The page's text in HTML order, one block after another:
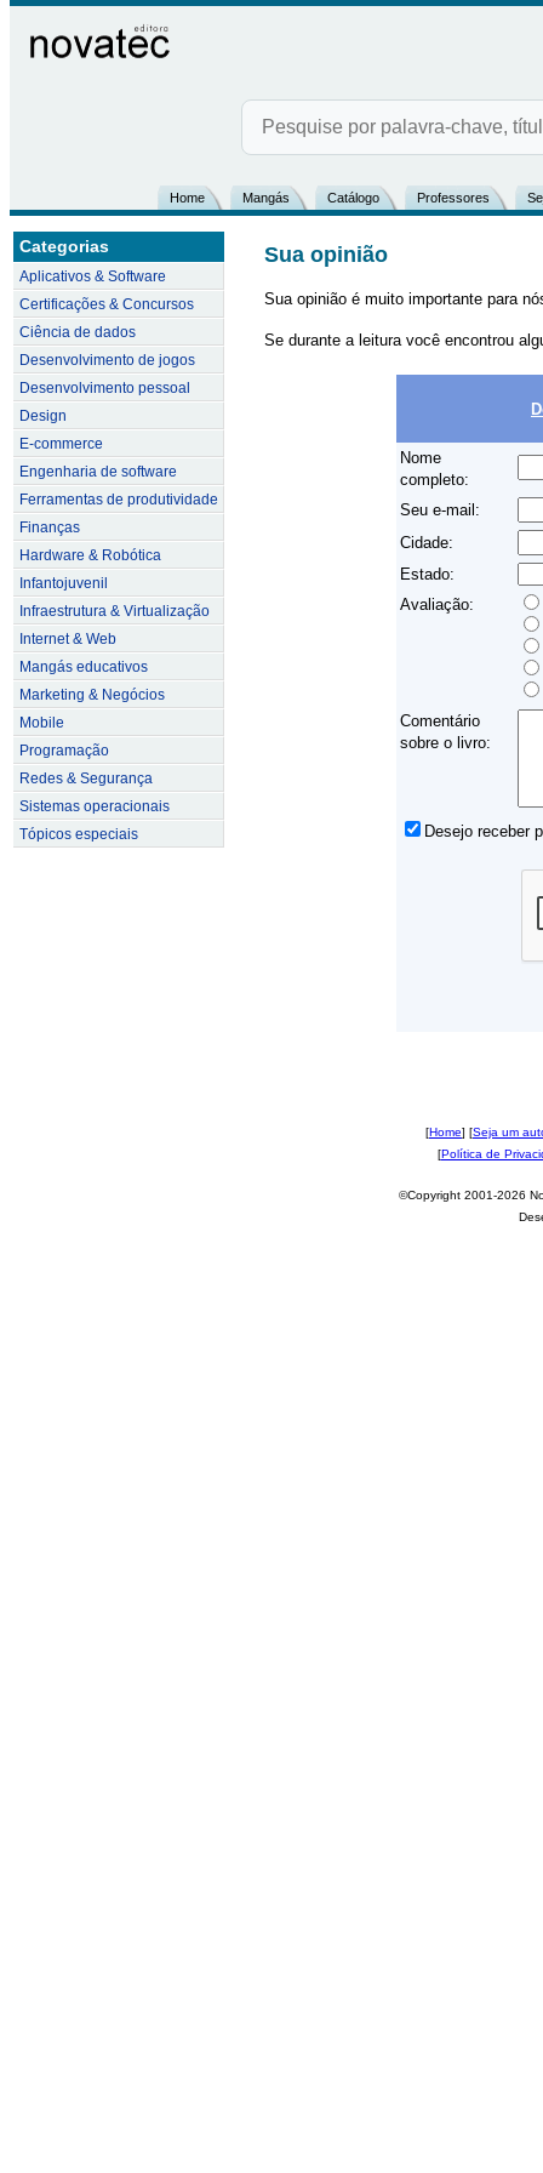
Home Mangás Catálogo Professores
Categorias
Aplicativos & Software
Certificações & Concursos
Ciência de dados
Desenvolvimento de jogos
Desenvolvimento pessoal
Design
E-commerce
Engenharia de software
Ferramentas de produtividade
Finanças
Hardware & Robótica
Infantojuvenil
Infraestrutura & Virtualização
Internet & Web
Mangás educativos
Marketing & Negócios
Mobile
Programação
Redes & Segurança
Sistemas operacionais
Tópicos especiais
Sua opinião
Sua opinião é muito importante para
Se durante a leitura você encontrou
Nome
completo:
Seu e-mail:
Cidade:
Estado:
Avaliação:
Comentário
sobre o livro:
Desejo receber
[Home] [Seja um
[Política de
©Copyright 2001-2026